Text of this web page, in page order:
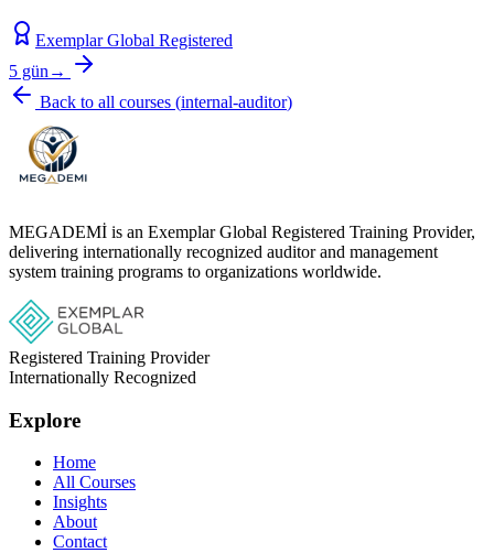
Exemplar Global Registered
5 gün →
Back to all courses (internal-auditor)
MEGADEMİ is an Exemplar Global Registered Training Provider,
delivering internationally recognized auditor and management
system training programs to organizations worldwide.
Registered Training Provider
Internationally Recognized
Explore
Home
All Courses
Insights
About
Contact